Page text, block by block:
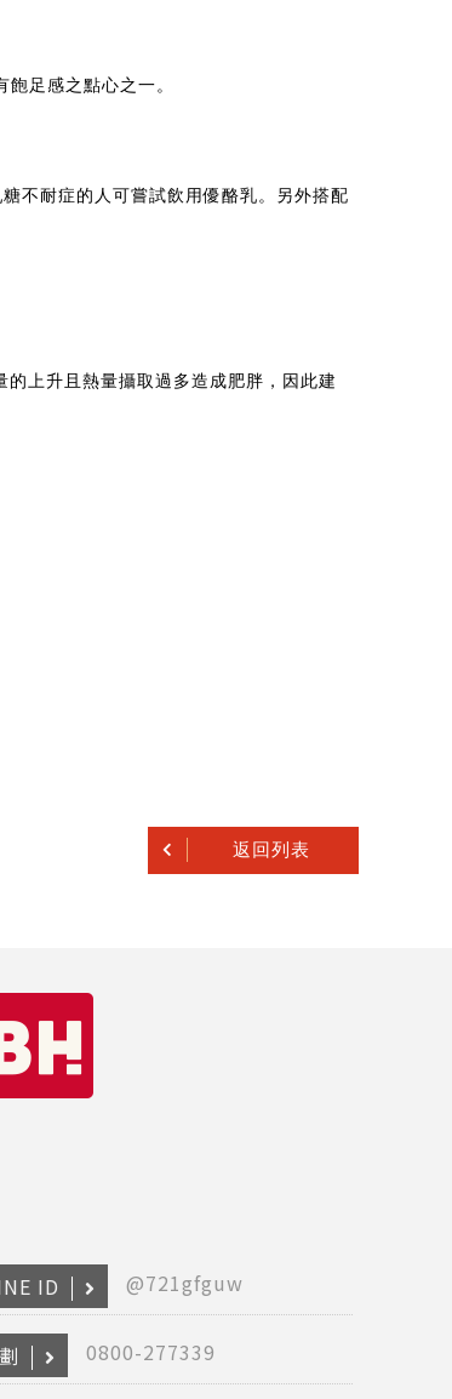
足感之點心之一。
不耐症的人可嘗試飲用優酪乳。另外搭配
上升且熱量攝取過多造成肥胖，因此建
返回列表
ID @721gfguw
0800-277339